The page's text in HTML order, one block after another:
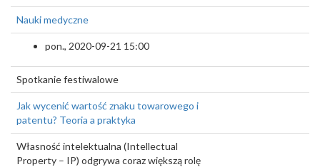
Nauki medyczne
pon., 2020-09-21 15:00
Spotkanie festiwalowe
Jak wycenić wartość znaku towarowego i
patentu? Teoria a praktyka
Własność intelektualna (Intellectual
Property – IP) odgrywa coraz większą rolę